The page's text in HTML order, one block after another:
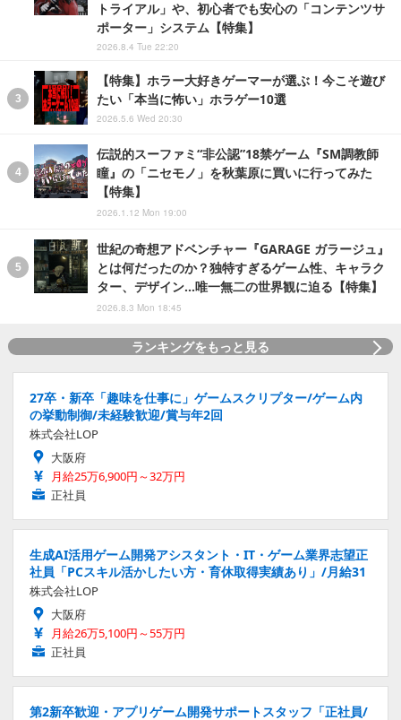
トライアル」や、初心者でも安心の「コンテンツサ
ポーター」システム【特集】
2026.8.4 Tue 22:20
【特集】ホラー大好きゲーマーが選ぶ！今こそ遊び
たい「本当に怖い」ホラゲー10選
2026.5.6 Wed 20:30
伝説的スーファミ“非公認”18禁ゲーム『SM調教師
瞳』の「ニセモノ」を秋葉原に買いに行ってみた
【特集】
2026.1.12 Mon 19:00
世紀の奇想アドベンチャー『GARAGE ガラージュ』
とは何だったのか？独特すぎるゲーム性、キャラク
ター、デザイン…唯一無二の世界観に迫る【特集】
2026.8.3 Mon 18:45
ランキングをもっと見る
27卒・新卒「趣味を仕事に」ゲームスクリプター/ゲーム内
の挙動制御/未経験歓迎/賞与年2回
株式会社LOP
大阪府
月給25万6,900円～32万円
正社員
生成AI活用ゲーム開発アシスタント・IT・ゲーム業界志望正
社員「PCスキル活かしたい方・育休取得実績あり」/月給31
株式会社LOP
大阪府
月給26万5,100円～55万円
正社員
第2新卒歓迎・アプリゲーム開発サポートスタッフ「正社員/